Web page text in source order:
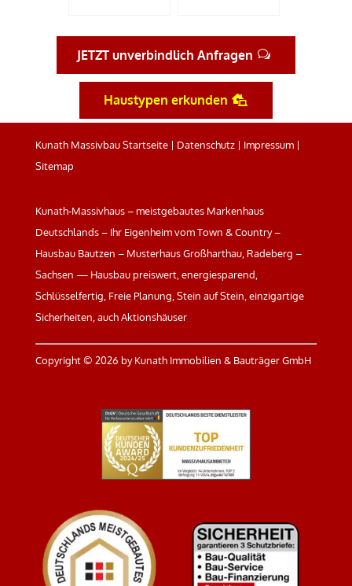
JETZT unverbindlich Anfragen
Haustypen erkunden
Kunath Massivbau Startseite| Datenschutz| Impressum|
Sitemap
Kunath-Massivhaus – meistgebautes Markenhaus
Deutschlands – Ihr Eigenheim vom Town & Country –
Hausbau Bautzen – Musterhaus Großharthau, Radeberg –
Sachsen — Hausbau preiswert, energiesparend,
Schlüsselfertig, Freie Planung, Stein auf Stein, einzigartige
Sicherheiten, auch Aktionshäuser
Copyright © 2026 by Kunath Immobilien & Bauträger GmbH